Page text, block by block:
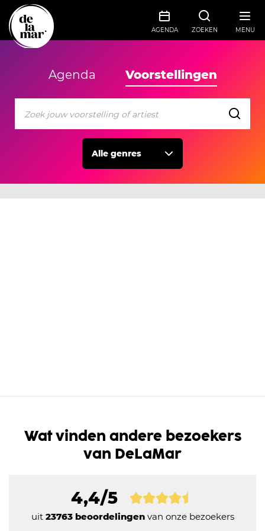
MENU
ZOEKEN
AGENDA
Agenda Voorstellingen
Alle genres
Wat vinden andere bezoekers
van DeLaMar
4,4/5
uit 23763 beoordelingenvan onze bezoekers